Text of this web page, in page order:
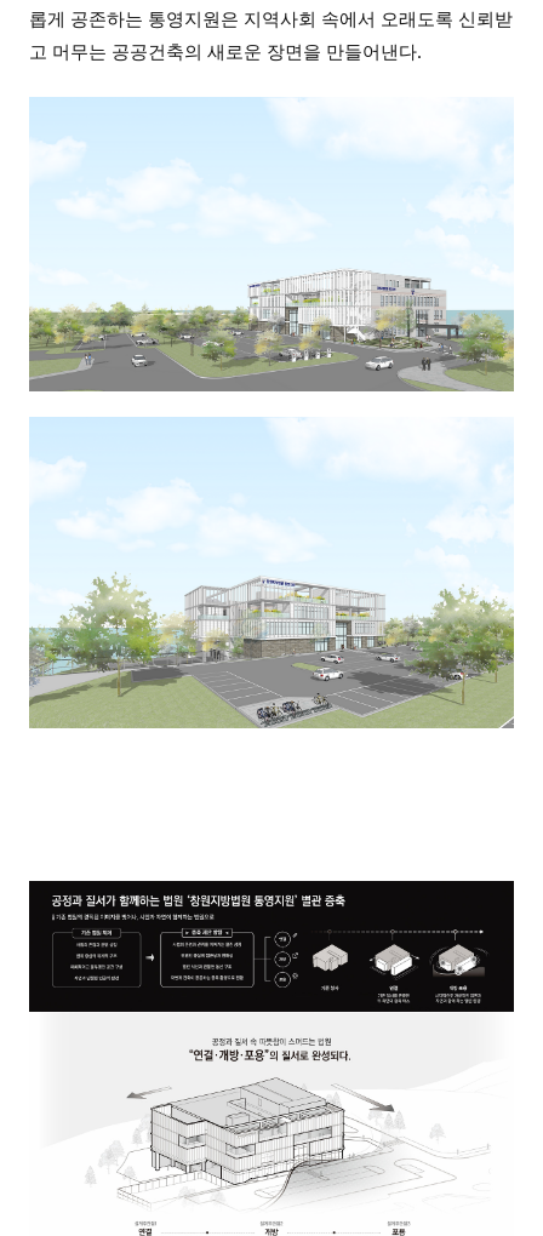
롭게 공존하는 통영지원은 지역사회 속에서 오래도록 신뢰받
고 머무는 공공건축의 새로운 장면을 만들어낸다.